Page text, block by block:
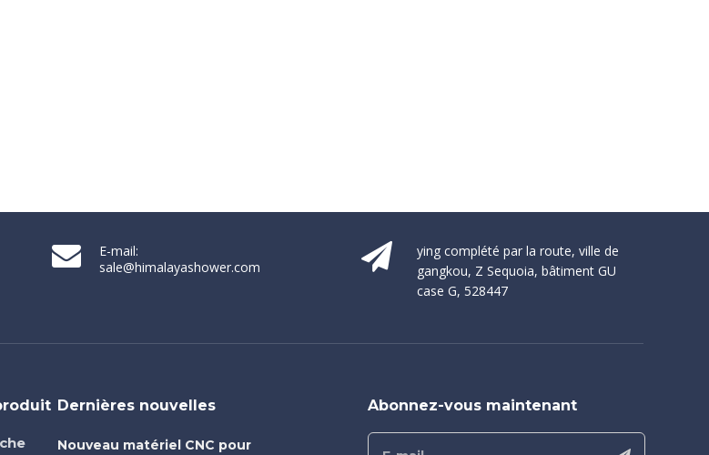
E-mail:
sale@himalayashower.com
ying complété par la route, ville de
gangkou, Z Sequoia, bâtiment GU
case G, 528447
Dernières nouvelles
Nouveau matériel CNC pour
Abonnez-vous maintenant